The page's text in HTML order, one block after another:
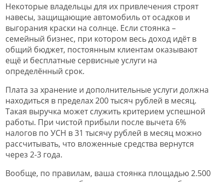
Некоторые владельцы для их привлечения строят
навесы, защищающие автомобиль от осадков и
выгорания краски на солнце. Если стоянка –
семейный бизнес, при котором весь доход идёт в
общий бюджет, постоянным клиентам оказывают
ещё и бесплатные сервисные услуги на
определённый срок.
Плата за хранение и дополнительные услуги должна
находиться в пределах 200 тысяч рублей в месяц.
Такая выручка может служить критерием успешной
работы. При чистой прибыли после вычета 6%
налогов по УСН в 31 тысячу рублей в месяц можно
рассчитывать, что вложенные средства вернутся
через 2-3 года.
Вообще, по правилам, ваша стоянка площадью 2.500